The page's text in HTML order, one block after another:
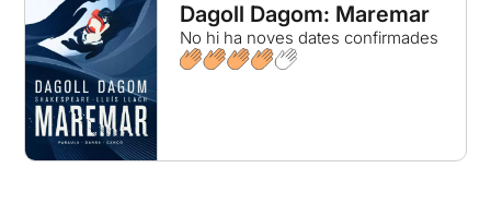
Dagoll Dagom: Maremar
No hi ha noves dates confirmades